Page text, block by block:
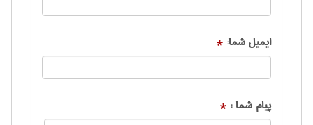
ایمیل شما: *
پیام شما : *